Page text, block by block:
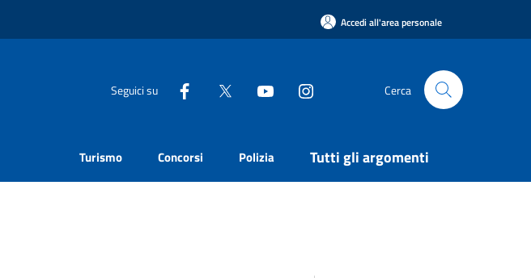
Accedi all'area personale
Seguici su Cerca
Turismo Concorsi Polizia Tutti gli argomenti